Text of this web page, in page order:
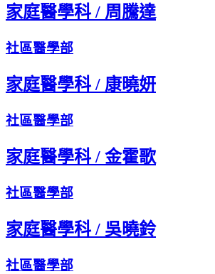
家庭醫學科 / 周騰達
社區醫學部
家庭醫學科 / 康曉妍
社區醫學部
家庭醫學科 / 金霍歌
社區醫學部
家庭醫學科 / 吳曉鈴
社區醫學部